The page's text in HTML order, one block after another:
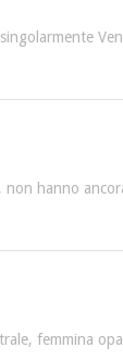
hanno
femmina